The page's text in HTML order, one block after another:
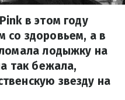
в этом году
со здоровьем, а в
лодыжку на
так бежала,
звезду на